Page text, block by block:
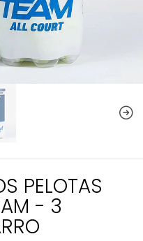
PELOTAS
- 3